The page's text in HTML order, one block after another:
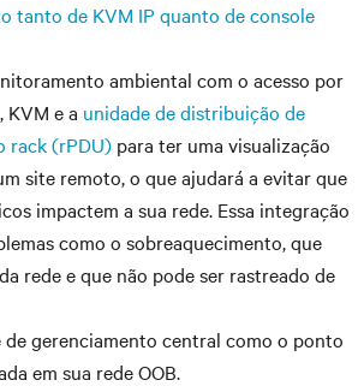
tanto de KVM IP quanto de console
ambiental com o acesso por
KVM e a unidade de distribuição de
rack (rPDU) para ter uma visualização
site remoto, o que ajudará a evitar que
impactem a sua rede. Essa integração
como o sobreaquecimento, que
rede e que não pode ser rastreado de
de gerenciamento central como o ponto
em sua rede OOB.